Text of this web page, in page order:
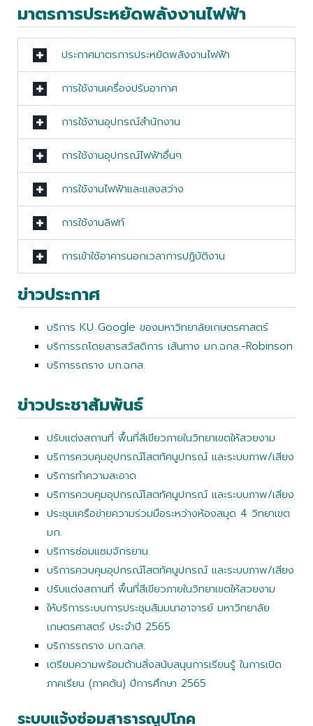
มาตรการประหยัดพลังงานไฟฟ้า
ประกาศมาตรการประหยัดพลังงานไฟฟ้า
การใช้งานเครื่องปรับอากาศ
การใช้งานอุปกรณ์สำนักงาน
การใช้งานอุปกรณ์ไฟฟ้าอื่นๆ
การใช้งานไฟฟ้าและแสงสว่าง
การใช้งานลิฟท์
การเข้าใช้อาคารนอกเวลาการปฏิบัติงาน
ข่าวประกาศ
บริการ KU Google ของมหาวิทยาลัยเกษตรศาสตร์
บริการรถโดยสารสวัสดิการ เส้นทาง มก.ฉกส.-Robinson
บริการรถราง มก.ฉกส.
ข่าวประชาสัมพันธ์
ปรับแต่งสถานที่ พื้นที่สีเขียวภายในวิทยาเขตให้สวยงาม
บริการควบคุมอุปกรณ์โสตทัศนูปกรณ์ และระบบภาพ/เสียง
บริการทำความสะอาด
บริการควบคุมอุปกรณ์โสตทัศนูปกรณ์ และระบบภาพ/เสียง
ประชุมเครือข่ายความร่วมมือระหว่างห้องสมุด 4 วิทยาเขต
มก.
บริการซ่อมแซมจักรยาน
บริการควบคุมอุปกรณ์โสตทัศนูปกรณ์ และระบบภาพ/เสียง
ปรับแต่งสถานที่ พื้นที่สีเขียวภายในวิทยาเขตให้สวยงาม
ให้บริการระบบการประชุมสัมมนาอาจารย์ มหาวิทยาลัย
เกษตรศาสตร์ ประจำปี 2565
บริการรถราง มก.ฉกส.
เตรียมความพร้อมด้านสิ่งสนับสนุนการเรียนรู้ ในการเปิด
ภาคเรียน (ภาคต้น) ปีการศึกษา 2565
ระบบแจ้งซ่อมสาธารณูปโภค